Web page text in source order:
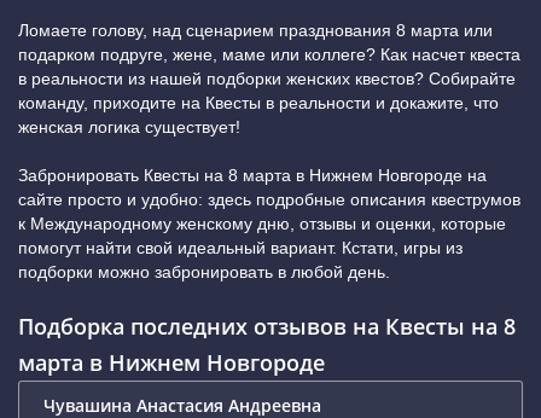
Ломаете голову, над сценарием празднования 8 марта или
подарком подруге, жене, маме или коллеге? Как насчет квеста
в реальности из нашей подборки женских квестов? Собирайте
команду, приходите на Квесты в реальности и докажите, что
женская логика существует!
Забронировать Квесты на 8 марта в Нижнем Новгороде на
сайте просто и удобно: здесь подробные описания квеструмов
к Международному женскому дню, отзывы и оценки, которые
помогут найти свой идеальный вариант. Кстати, игры из
подборки можно забронировать в любой день.
Подборка последних отзывов на Квесты на 8
марта в Нижнем Новгороде
Чувашина Анастасия Андреевна